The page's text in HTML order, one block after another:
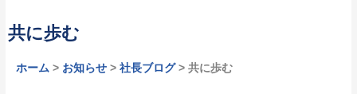
共に歩む
ホーム > お知らせ > 社長ブログ> 共に歩む